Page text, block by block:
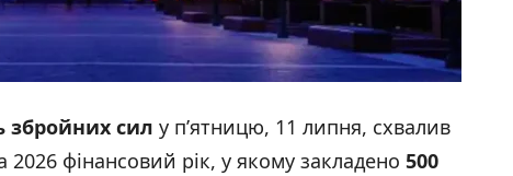
збройних сил у пʼятницю, 11 липня, схвалив
фінансовий рік, у якому закладено 500